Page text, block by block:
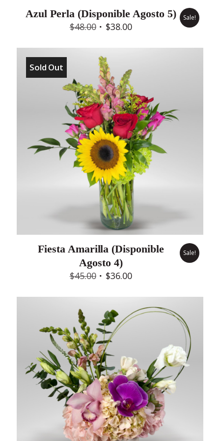
Azul Perla (Disponible Agosto 5)
$48.00 Original
$48.00.
$38.00Current
is:
Sale!
Sold Out
Fiesta Amarilla (Disponible
Agosto 4)
$45.00 Original
was:
$45.00.
$36.00Current
is:
$36.00.
Sale!